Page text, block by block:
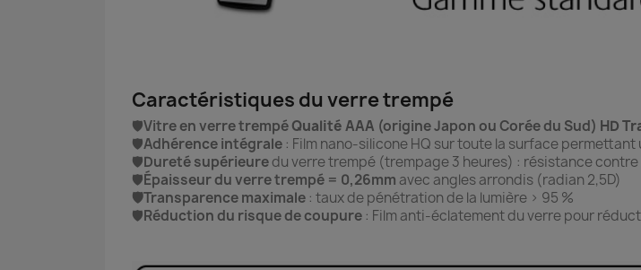
Caractéristiques du verre trempé
🛡️Vitre en verre trempéQualité AAA (origine Japon ou Corée du Sud) HD
🛡️Adhérence intégrale : Film nano-silicone HQ sur toute la surface
🛡️Dureté supérieuredu verre trempé (trempage 3 heures) : résistance
🛡️Épaisseur du verre trempé = 0,26mm avec angles arrondis (radian 2,5D)
🛡️Transparence maximale : taux de pénétration de la lumière > 95 %
🛡️Réduction du risque de coupure : Film anti-éclatement du verre pour